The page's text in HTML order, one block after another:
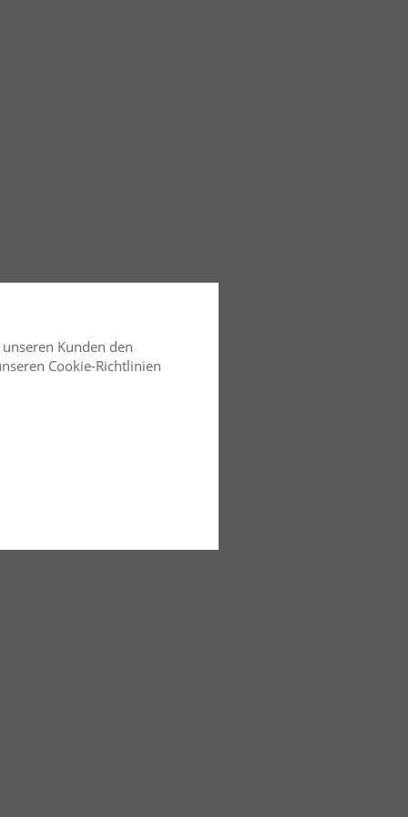
Kunden den
Cookie-Richtlinien